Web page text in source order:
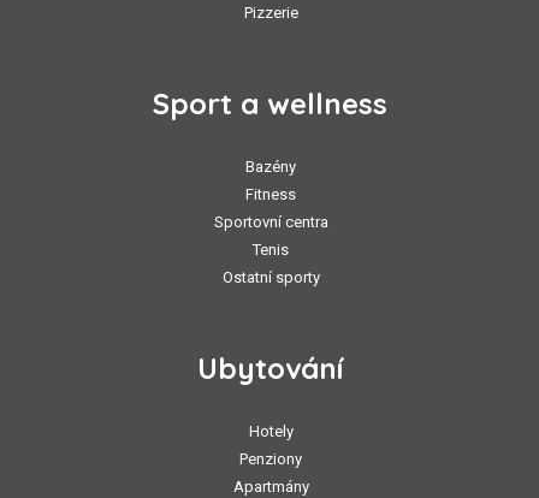
Pizzerie
Sport a wellness
Bazény
Fitness
Sportovní centra
Tenis
Ostatní sporty
Ubytování
Hotely
Penziony
Apartmány